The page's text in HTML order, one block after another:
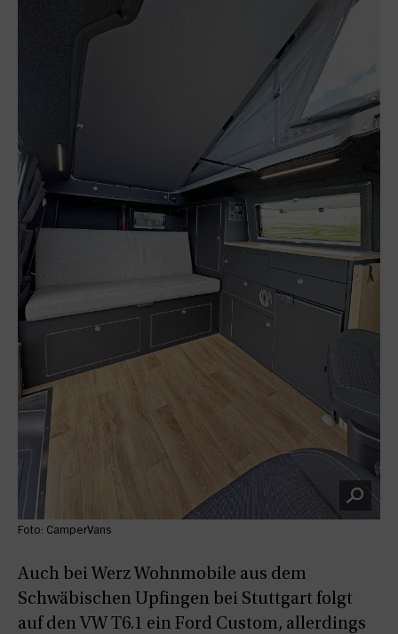
Auch bei Werz Wohnmobile aus dem
Schwäbischen Upfingen bei Stuttgart folgt
auf den VW T6.1 ein Ford Custom, allerdings
Foto: CamperVans